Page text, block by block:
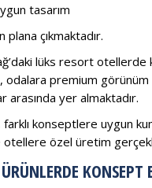
tasarım
çıkmaktadır.
lüks resort otellerde
premium görünüm
arasında yer almaktadır.
konseptlere uygun
otellere özel üretim
KONSEPT